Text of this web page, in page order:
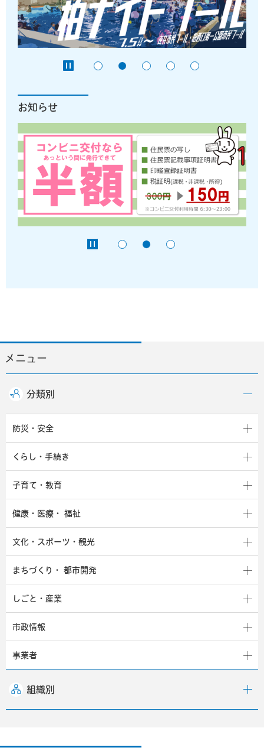
お知らせ
メニュー
分類別
防災・安全
くらし・手続き
子育て・教育
健康・医療・ 福祉
文化・スポーツ・観光
まちづくり・ 都市開発
しごと・産業
市政情報
事業者
組織別